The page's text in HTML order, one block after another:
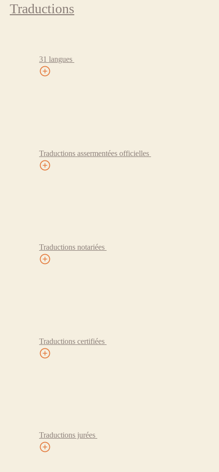
Traductions
31 langues
Traductions assermentées officielles
Traductions notariées
Traductions certifiées
Traductions jurées